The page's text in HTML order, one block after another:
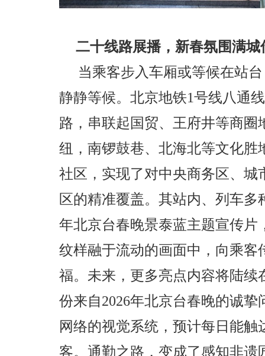
二十线路展播，新春氛围满城
当乘客步入车厢或等候在站
静静等候。北京地铁1号线八通
路，串联起国贸、王府井等商
纽，南锣鼓巷、北海北等文化
社区，实现了对中央商务区、
区的精准覆盖。其站内、列车多
年北京台春晚景泰蓝主题宣传
纹样融于流动的画面中，向乘
福。未来，更多亮点内容将陆
份来自2026年北京台春晚的诚
网络的视觉系统，预计每日能触
客。通勤之路，变成了感知非